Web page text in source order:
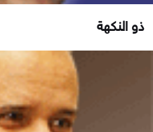
ذو النكهة